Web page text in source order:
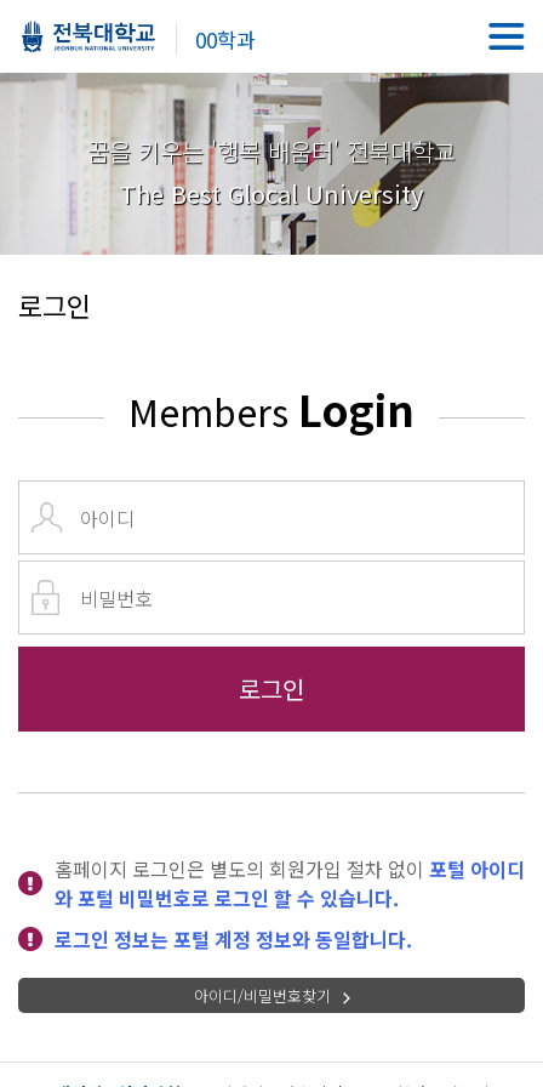
00학과
꿈을 키우는 '행복 배움터' 전북대학교
The Best Glocal University
로그인
Members Login
홈페이지 로그인은 별도의 회원가입 절차 없이 포털 아이디
와 포털 비밀번호로 로그인 할 수 있습니다.
로그인 정보는 포털 계정 정보와 동일합니다.
아이디/비밀번호찾기